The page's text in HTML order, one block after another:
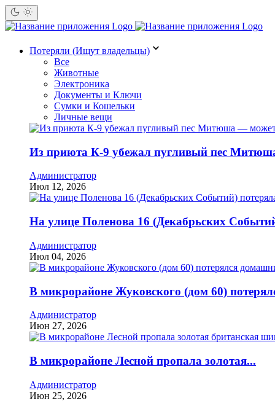
Потеряли (Ищут владельцы)
Все
Животные
Электроника
Документы и Ключи
Сумки и Кошельки
Личные вещи
Из приюта К-9 убежал пугливый пес
Администратор
Июл 12, 2026
На улице Поленова 16 (Декабрьских
Администратор
Июл 04, 2026
В микрорайоне Жуковского (дом 60)
Администратор
Июн 27, 2026
В микрорайоне Лесной пропала золотая...
Администратор
Июн 25, 2026